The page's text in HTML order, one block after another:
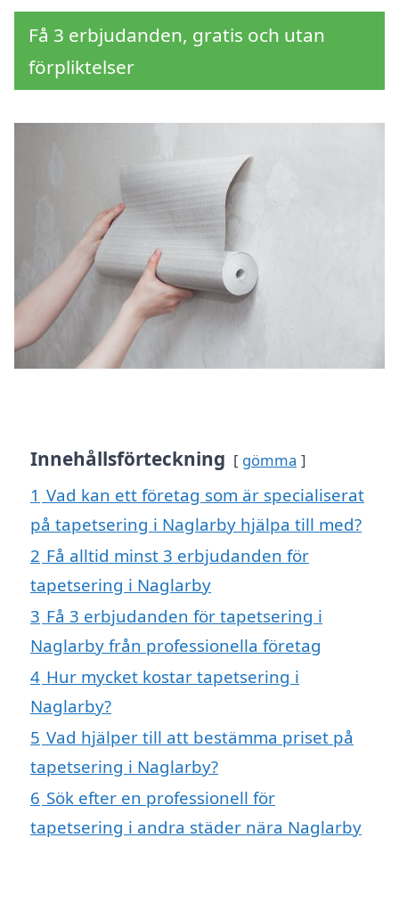
Få 3 erbjudanden, gratis och utan
förpliktelser
Innehållsförteckning gömma
1 Vad kan ett företag som är specialiserat
på tapetsering i Naglarby hjälpa till med?
2 Få alltid minst 3 erbjudanden för
tapetsering i Naglarby
3 Få 3 erbjudanden för tapetsering i
Naglarby från professionella företag
4 Hur mycket kostar tapetsering i
Naglarby?
5 Vad hjälper till att bestämma priset på
tapetsering i Naglarby?
6 Sök efter en professionell för
tapetsering i andra städer nära Naglarby